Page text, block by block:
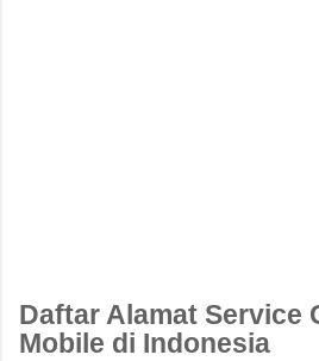
Daftar Alamat Service
Mobile di Indonesia